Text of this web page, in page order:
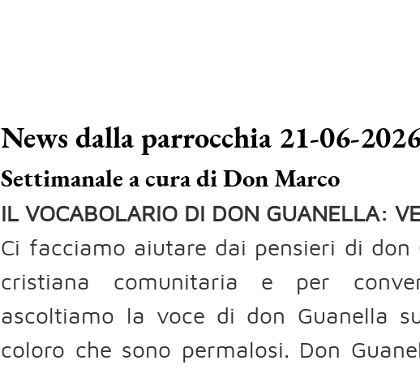
News dalla parrocchia 21-06-
Settimanale a cura di Don Marco
IL VOCABOLARIO DI DON GUANELLA:
Ci facciamo aiutare dai pensieri di
cristiana comunitaria e per
ascoltiamo la voce di don Guanella
coloro che sono permalosi. Don